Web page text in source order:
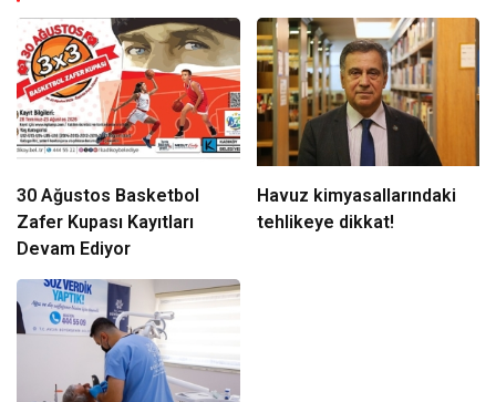
30 Ağustos Basketbol
Zafer Kupası Kayıtları
Devam Ediyor
Havuz kimyasallarındaki
tehlikeye dikkat!